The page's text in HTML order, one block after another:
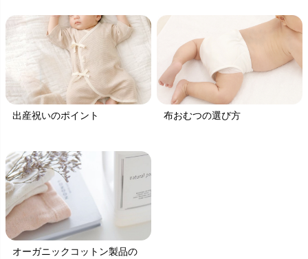
出産祝いのポイント 布おむつの選び方
オーガニックコットン製品の